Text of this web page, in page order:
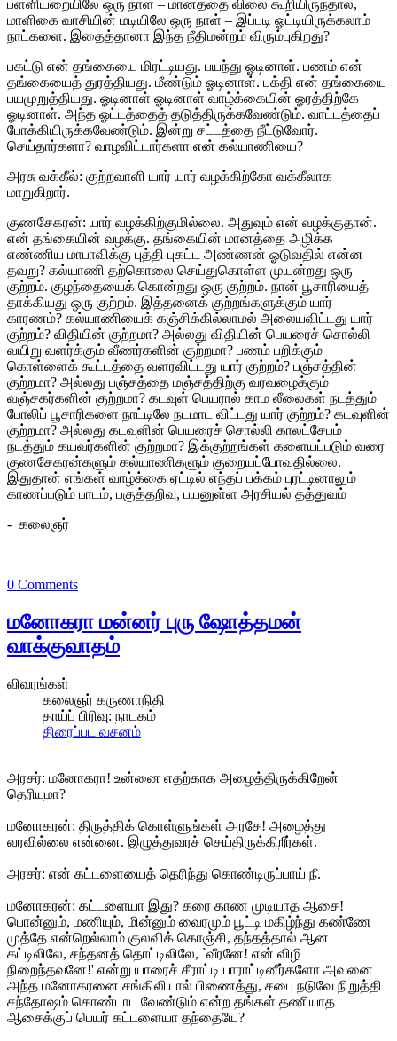
பள்ளியறையிலே ஒரு நாள் – மானத்தை விலை கூறியிருந்தால்,
மாளிகை வாசியின் மடியிலே ஒரு நாள் – இப்படி ஓட்டியிருக்கலாம்
நாட்களை. இதைத்தானா இந்த நீதிமன்றம் விரும்புகிறது?
பகட்டு என் தங்கையை மிரட்டியது. பயந்து ஓடினாள். பணம் என்
தங்கையைத் துரத்தியது. மீண்டும் ஓடினாள். பக்தி என் தங்கையை
பயமுறுத்தியது. ஓடினாள் ஓடினாள் வாழ்க்கையின் ஓரத்திற்கே
ஓடினாள். அந்த ஓட்டத்தைத் தடுத்திருக்கவேண்டும். வாட்டத்தைப்
போக்கியிருக்கவேண்டும். இன்று சட்டத்தை நீட்டுவோர்.
செய்தார்களா? வாழவிட்டார்களா என் கல்யாணியை?
அரசு வக்கீல்: குற்றவாளி யார் யார் வழக்கிற்கோ வக்கீலாக
மாறுகிறார்.
குணசேகரன்: யார் வழக்கிற்குமில்லை. அதுவும் என் வழக்குதான்.
என் தங்கையின் வழக்கு. தங்கையின் மானத்தை அழிக்க
எண்ணிய மாபாவிக்கு புத்தி புகட்ட அண்ணன் ஓடுவதில் என்ன
தவறு? கல்யாணி தற்கொலை செய்துகொள்ள முயன்றது ஒரு
குற்றம். குழந்தையைக் கொன்றது ஒரு குற்றம். நான் பூசாரியைத்
தாக்கியது ஒரு குற்றம். இத்தனைக் குற்றங்களுக்கும் யார்
காரணம்? கல்யாணியைக் கஞ்சிக்கில்லாமல் அலையவிட்டது யார்
குற்றம்? விதியின் குற்றமா? அல்லது விதியின் பெயரைச் சொல்லி
வயிறு வளர்க்கும் வீணர்களின் குற்றமா? பணம் பறிக்கும்
கொள்ளைக் கூட்டத்தை வளரவிட்டது யார் குற்றம்? பஞ்சத்தின்
குற்றமா? அல்லது பஞ்சத்தை மஞ்சத்திற்கு வரவழைக்கும்
வஞ்சகர்களின் குற்றமா? கடவுள் பெயரால் காம லீலைகள் நடத்தும்
போலிப் பூசாரிகளை நாட்டிலே நடமாட விட்டது யார் குற்றம்? கடவுளின்
குற்றமா? அல்லது கடவுளின் பெயரைச் சொல்லி காலட்சேபம்
நடத்தும் கயவர்களின் குற்றமா? இக்குற்றங்கள் களையப்படும் வரை
குணசேகரன்களும் கல்யாணிகளும் குறையப்போவதில்லை.
இதுதான் எங்கள் வாழ்க்கை ஏட்டில் எந்தப் பக்கம் புரட்டினாலும்
காணப்படும் பாடம், பகுத்தறிவு, பயனுள்ள அரசியல் தத்துவம்
- கலைஞர்
0 Comments
மனோகரா மன்னர் புரு ஷோத்தமன்
வாக்குவாதம்
விவரங்கள்
கலைஞர் கருணாநிதி
தாய்ப் பிரிவு: நாடகம்
திரைப்பட வசனம்
அரசர்: மனோகரா! உன்னை எதற்காக அழைத்திருக்கிறேன்
தெரியுமா?
மனோகரன்: திருத்திக் கொள்ளுங்கள் அரசே! அழைத்து
வரவில்லை என்னை. இழுத்துவரச் செய்திருக்கிறீர்கள்.
அரசர்: என் கட்டளையைத் தெரிந்து கொண்டிருப்பாய் நீ.
மனோகரன்: கட்டளையா இது? கரை காண முடியாத ஆசை!
பொன்னும், மணியும், மின்னும் வைரமும் பூட்டி மகிழ்ந்து கண்ணே
முத்தே என்றெல்லாம் குலவிக் கொஞ்சி, தந்தத்தால் ஆன
கட்டிலிலே, சந்தனத் தொட்டிலிலே, `வீரனே! என் விழி
நிறைந்தவனே!' என்று யாரைச் சீராட்டி பாராட்டினீர்களோ அவனை
அந்த மனோகரனை சங்கிலியால் பிணைத்து, சபை நடுவே நிறுத்தி
சந்தோஷம் கொண்டாட வேண்டும் என்ற தங்கள் தணியாத
ஆசைக்குப் பெயர் கட்டளையா தந்தையே?